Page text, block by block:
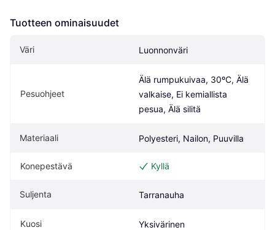
Tuotteen ominaisuudet
Väri Luonnonväri
Pesuohjeet
Älä rumpukuivaa, 30ºC, Älä
valkaise, Ei kemiallista
pesua, Älä silitä
Materiaali Polyesteri, Nailon, Puuvilla
Konepestävä Kyllä
Suljenta Tarranauha
Kuosi Yksivärinen